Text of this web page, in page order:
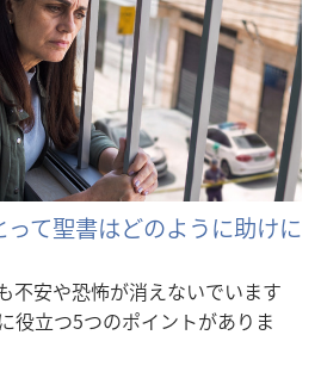
て聖書はどのように助けに
不安や恐怖が消えないでいます
役立つ5つのポイントがありま